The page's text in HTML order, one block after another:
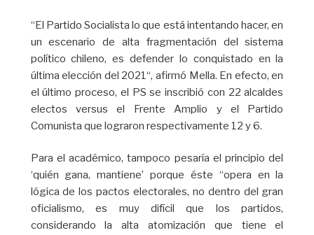
“El Partido Socialista lo que está intentando hacer, en
un escenario de alta fragmentación del sistema
político chileno, es defender lo conquistado en la
última elección del 2021“, afirmó Mella. En efecto, en
el último proceso, el PS se inscribió con 22 alcaldes
electos versus el Frente Amplio y el Partido
Comunista que lograron respectivamente 12 y 6.
Para el académico, tampoco pesaría el principio del
‘quién gana, mantiene’ porque éste “opera en la
lógica de los pactos electorales, no dentro del gran
oficialismo, es muy difícil que los partidos,
considerando la alta atomización que tiene el